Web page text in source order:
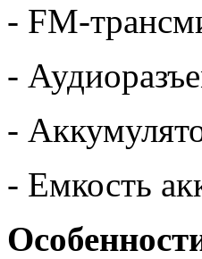
- FM-
-
-
- Емкость